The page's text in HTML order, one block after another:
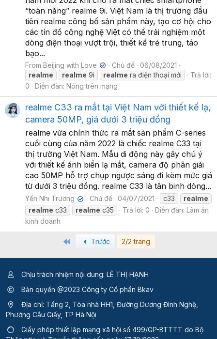
“toàn năng” realme 9i. Việt Nam là thị trường đầu
tiên realme công bố sản phẩm này, tạo cơ hội cho
các tín đồ công nghệ Việt có thể trải nghiệm một
dòng điện thoại vượt trội, thiết kế trẻ trung, táo
bạo...
From Beijing with Love ✔ Chủ đề
06/08/2021
realme
realme 9i realme ra điện thoại mới
Trả lời:
0
Diễn đàn: Nóng trên mạng
realme C33 ra mắt tại Việt Nam với thiết kế lạ,
camera 50MP, giá dưới 3 triệu đồng
realme vừa chính thức ra mắt sản phẩm C-series
cuối cùng của năm 2022 là chiếc realme C33 tại
thị trường Việt Nam. Mẫu di động này gây chú ý
với thiết kế ánh biển lạ mắt, camera độ phân giải
cao 50MP hỗ trợ chụp ngược sáng đi kèm mức giá
từ dưới 3 triệu đồng. realme C33 là tân binh dòng...
Yến Nhi Trương ✔ Chủ đề 04/07/2021 c33
realme
realme c33 realme c35 Trả lời: 0 Diễn đàn: Làm ăn
kinh doanh
Trước 2/2 trang
Chịu trách nhiệm nội dung: LÊ THỊ HẠNH
Bản quyền @2023 Công ty Cổ phần Bkav
Địa chỉ: Tầng 2, Tòa nhà HH1, Đường Dương Đình Nghệ,
Phường Cầu Giấy, TP Hà Nội
Giấy phép thiết lập mạng xã hội số 499/GP-BTTTT do Bộ